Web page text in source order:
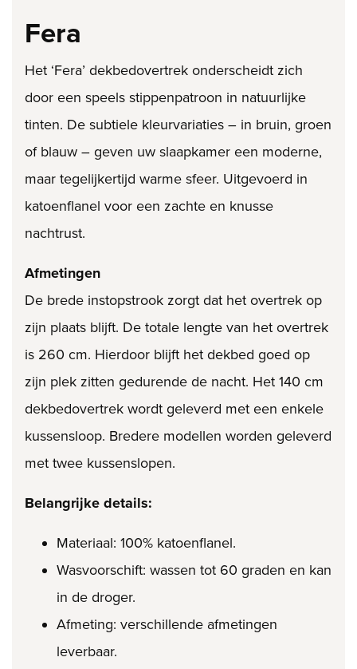
Fera
Het ‘Fera’ dekbedovertrek onderscheidt zich
door een speels stippenpatroon in natuurlijke
tinten. De subtiele kleurvariaties – in bruin, groen
of blauw – geven uw slaapkamer een moderne,
maar tegelijkertijd warme sfeer. Uitgevoerd in
katoenflanel voor een zachte en knusse
nachtrust.
Afmetingen
De brede instopstrook zorgt dat het overtrek op
zijn plaats blijft. De totale lengte van het overtrek
is 260 cm. Hierdoor blijft het dekbed goed op
zijn plek zitten gedurende de nacht. Het 140 cm
dekbedovertrek wordt geleverd met een enkele
kussensloop. Bredere modellen worden geleverd
met twee kussenslopen.
Belangrijke details:
Materiaal: 100% katoenflanel.
Wasvoorschift: wassen tot 60 graden en kan
in de droger.
Afmeting: verschillende afmetingen
leverbaar.